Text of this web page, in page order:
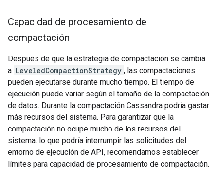
Capacidad de procesamiento de
compactación
Después de que la estrategia de compactación se cambia
a LeveledCompactionStrategy , las compactaciones
pueden ejecutarse durante mucho tiempo. El tiempo de
ejecución puede variar según el tamaño de la compactación
de datos. Durante la compactación Cassandra podría gastar
más recursos del sistema. Para garantizar que la
compactación no ocupe mucho de los recursos del
sistema, lo que podría interrumpir las solicitudes del
entorno de ejecución de API, recomendamos establecer
límites para capacidad de procesamiento de compactación.